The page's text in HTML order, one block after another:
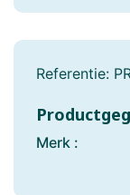
Referentie:
Merk :